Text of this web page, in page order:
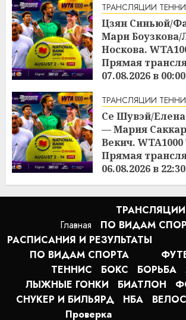
ТРАНСЛЯЦИИ
Цзян Синьюй/
Мари
Носкова.
Прямая
07.08.2026 в 00:00
ТРАНСЛЯЦИИ
Се Шувэй/
— Мария
Векич.
Прямая
06.08.2026 в 22:30
16:59 06.08.2026
Главная
ТРАНСЛЯЦИИ
ПО ВИДАМ
РАСПИСАНИЯ И РЕЗУЛЬТАТЫ
ПО ВИДАМ СПОРТА
ТЕННИС
БОКС БОРЬБА
ЛЫЖНЫЕ ГОНКИ
БИАТЛОН
СНУКЕР И БИЛЬЯРД
НБА
Проверка